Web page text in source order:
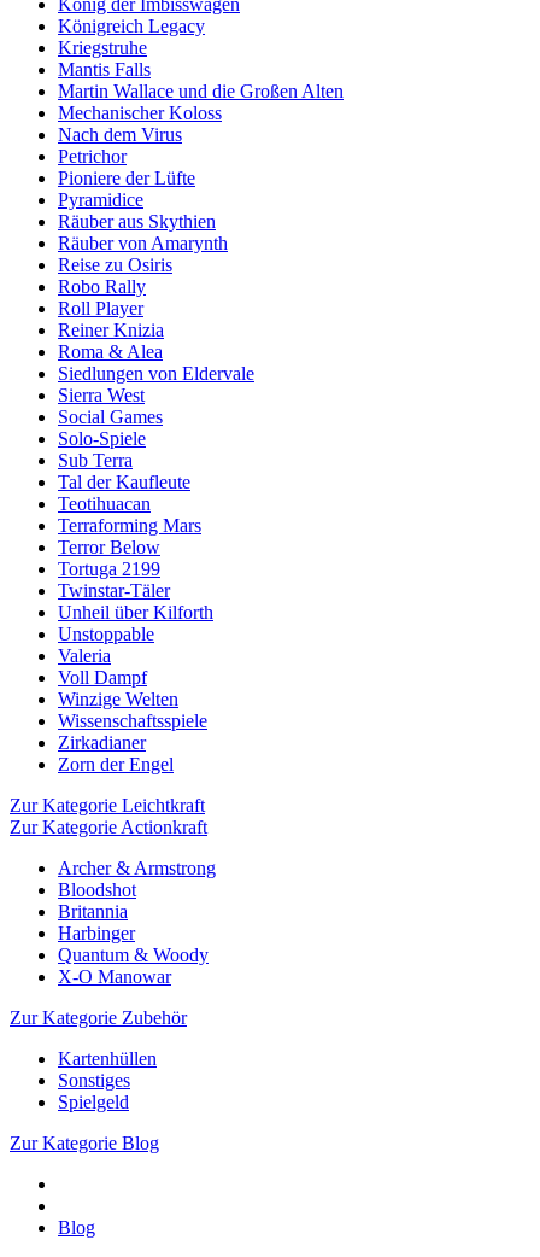
König der Imbisswagen
Königreich Legacy
Kriegstruhe
Mantis Falls
Martin Wallace und die Großen Alten
Mechanischer Koloss
Nach dem Virus
Petrichor
Pioniere der Lüfte
Pyramidice
Räuber aus Skythien
Räuber von Amarynth
Reise zu Osiris
Robo Rally
Roll Player
Reiner Knizia
Roma & Alea
Siedlungen von Eldervale
Sierra West
Social Games
Solo-Spiele
Sub Terra
Tal der Kaufleute
Teotihuacan
Terraforming Mars
Terror Below
Tortuga 2199
Twinstar-Täler
Unheil über Kilforth
Unstoppable
Valeria
Voll Dampf
Winzige Welten
Wissenschaftsspiele
Zirkadianer
Zorn der Engel
Zur Kategorie Leichtkraft
Zur Kategorie Actionkraft
Archer & Armstrong
Bloodshot
Britannia
Harbinger
Quantum & Woody
X-O Manowar
Zur Kategorie Zubehör
Kartenhüllen
Sonstiges
Spielgeld
Zur Kategorie Blog
Blog